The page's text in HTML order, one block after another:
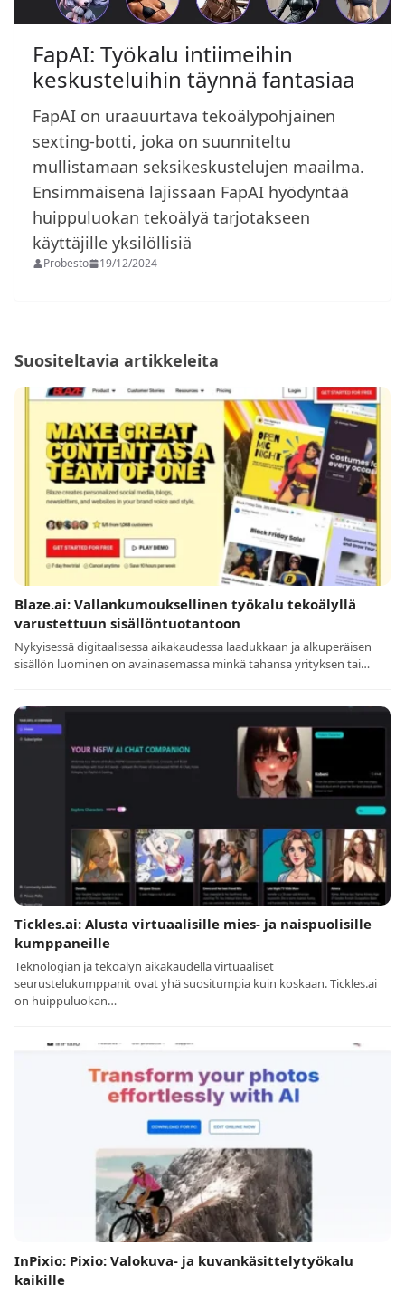
FapAI: Työkalu intiimeihin
keskusteluihin täynnä fantasiaa
FapAI on uraauurtava tekoälypohjainen
sexting-botti, joka on suunniteltu
mullistamaan seksikeskustelujen maailma.
Ensimmäisenä lajissaan FapAI hyödyntää
huippuluokan tekoälyä tarjotakseen
käyttäjille yksilöllisiä
Probesto 19/12/2024
Suositeltavia artikkeleita
Blaze.ai: Vallankumouksellinen työkalu tekoälyllä
varustettuun sisällöntuotantoon
Nykyisessä digitaalisessa aikakaudessa laadukkaan ja alkuperäisen
sisällön luominen on avainasemassa minkä tahansa yrityksen tai…
Tickles.ai: Alusta virtuaalisille mies- ja naispuolisille
kumppaneille
Teknologian ja tekoälyn aikakaudella virtuaaliset
seurustelukumppanit ovat yhä suositumpia kuin koskaan. Tickles.ai
on huippuluokan…
InPixio: Pixio: Valokuva- ja kuvankäsittelytyökalu
kaikille